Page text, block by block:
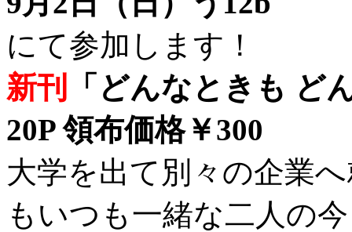
にて参加します！
新刊
「どんなときも ど
20P 領布価格￥300
大学を出て別々の企業
もいつも一緒な二人の